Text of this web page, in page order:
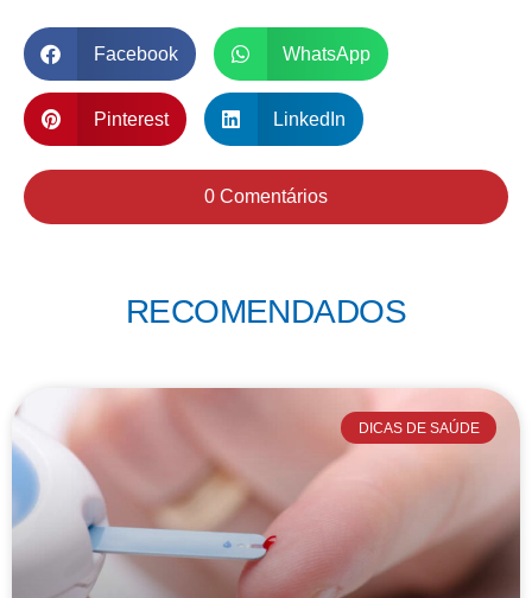
Facebook WhatsApp
Pinterest LinkedIn
0 Comentários
RECOMENDADOS
DICAS DE SAÚDE